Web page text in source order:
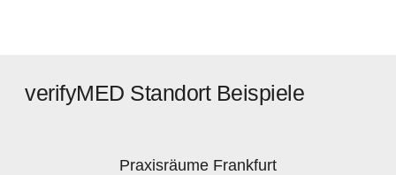
verifyMED Standort Beispiele
Praxisräume Frankfurt